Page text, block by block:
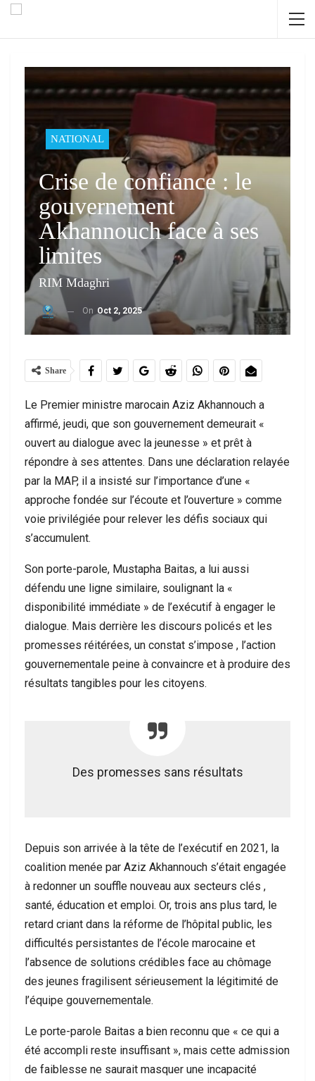
NATIONAL
Crise de confiance : le
gouvernement
Akhannouch face à ses
limites
RIM Mdaghri
On Oct 2, 2025
Share
Le Premier ministre marocain Aziz Akhannouch a
affirmé, jeudi, que son gouvernement demeurait «
ouvert au dialogue avec la jeunesse » et prêt à
répondre à ses attentes. Dans une déclaration relayée
par la MAP, il a insisté sur l’importance d’une «
approche fondée sur l’écoute et l’ouverture » comme
voie privilégiée pour relever les défis sociaux qui
s’accumulent.
Son porte-parole, Mustapha Baitas, a lui aussi
défendu une ligne similaire, soulignant la «
disponibilité immédiate » de l’exécutif à engager le
dialogue. Mais derrière les discours policés et les
promesses réitérées, un constat s’impose , l’action
gouvernementale peine à convaincre et à produire des
résultats tangibles pour les citoyens.
Des promesses sans résultats
Depuis son arrivée à la tête de l’exécutif en 2021, la
coalition menée par Aziz Akhannouch s’était engagée
à redonner un souffle nouveau aux secteurs clés ,
santé, éducation et emploi. Or, trois ans plus tard, le
retard criant dans la réforme de l’hôpital public, les
difficultés persistantes de l’école marocaine et
l’absence de solutions crédibles face au chômage
des jeunes fragilisent sérieusement la légitimité de
l’équipe gouvernementale.
Le porte-parole Baitas a bien reconnu que « ce qui a
été accompli reste insuffisant », mais cette admission
de faiblesse ne saurait masquer une incapacité